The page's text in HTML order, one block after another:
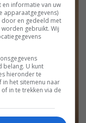
informatie van uw
apparaatgegevens)
en gedeeld met
gebruikt. Wij
belang. U kunt
hieronder te
het sitemenu naar
in te trekken via de